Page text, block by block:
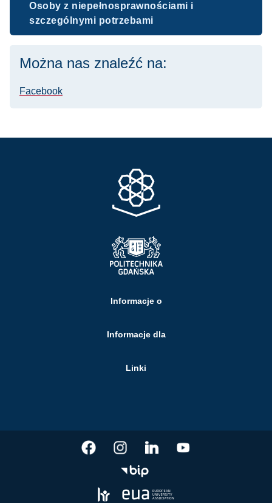
Osoby z niepełnosprawnościami i
szczególnymi potrzebami
Można nas znaleźć na:
Facebook
Informacje o
Informacje dla
Linki